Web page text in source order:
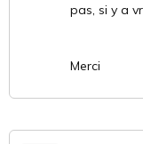
pas, si y a
Merci